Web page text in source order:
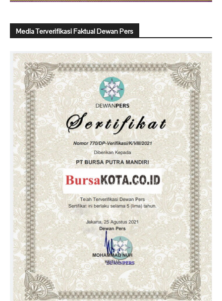
Media Terverifikasi Faktual Dewan Pers